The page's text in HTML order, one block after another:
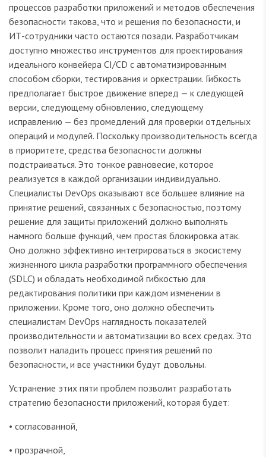
процессов разработки приложений и методов обеспечения
безопасности такова, что и решения по безопасности, и
ИТ-сотрудники часто остаются позади. Разработчикам
доступно множество инструментов для проектирования
идеального конвейера CI/CD с автоматизированным
способом сборки, тестирования и оркестрации. Гибкость
предполагает быстрое движение вперед — к следующей
версии, следующему обновлению, следующему
исправлению — без промедлений для проверки отдельных
операций и модулей. Поскольку производительность всегда
в приоритете, средства безопасности должны
подстраиваться. Это тонкое равновесие, которое
реализуется в каждой организации индивидуально.
Специалисты DevOps оказывают все большее влияние на
принятие решений, связанных с безопасностью, поэтому
решение для защиты приложений должно выполнять
намного больше функций, чем простая блокировка атак.
Оно должно эффективно интегрироваться в экосистему
жизненного цикла разработки программного обеспечения
(SDLC) и обладать необходимой гибкостью для
редактирования политики при каждом изменении в
приложении. Кроме того, оно должно обеспечить
специалистам DevOps наглядность показателей
производительности и автоматизации во всех средах. Это
позволит наладить процесс принятия решений по
безопасности, и все участники будут довольны.
Устранение этих пяти проблем позволит разработать
стратегию безопасности приложений, которая будет:
• согласованной,
• прозрачной,